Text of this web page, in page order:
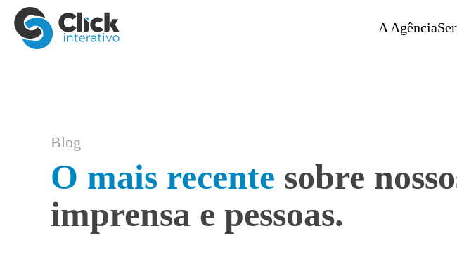
A Agência
Blog
O mais recente sobre
imprensa e pessoas.